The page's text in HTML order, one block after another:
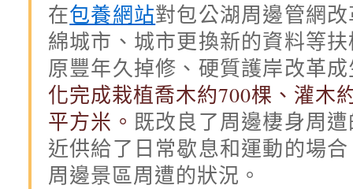
在包養網站對包公湖周邊管網
綿城市、城市更換新的資料等
原豐年久掉修、硬質護岸改革
化完成栽植喬木約700棵、灌木
平方米。 既改良了周邊棲身周
近供給了日常歇息和運動的場
周邊景區周遭的狀況。